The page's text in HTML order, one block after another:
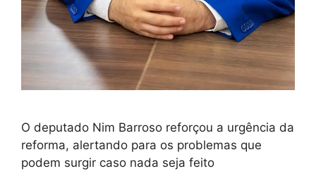
O deputado Nim Barroso reforçou a urgência da
reforma, alertando para os problemas que
podem surgir caso nada seja feito